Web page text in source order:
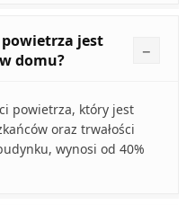
jest
domu?
powietrza, który jest
oraz trwałości
wynosi od 40%